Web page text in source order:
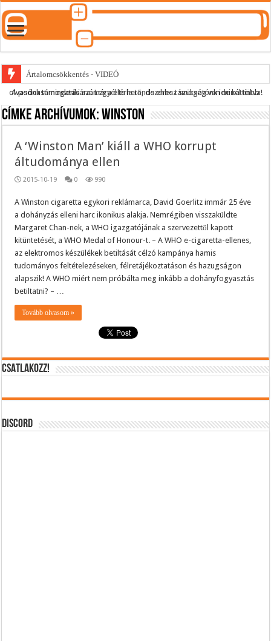
Ártalomcsökkentés - VIDEÓ
E-cigi használati szokások 2.0
Android Podcast alkalmazás letöltése
A podcast mindenki számára elérhető, de ehhez szükség van minél több olvasónk támogatására.Legyél te is rendszeres támogatónk ide kattintva!
Címke archívumok:winston
A ‘Winston Man’ kiáll a WHO korrupt
áltudománya ellen
2015-10-19 0 990
A Winston cigaretta egykori reklámarca, David Goerlitz immár 25 éve
a dohányzás elleni harc ikonikus alakja. Nemrégiben visszaküldte
Margaret Chan-nek, a WHO igazgatójának a szervezettől kapott
kitüntetését, a WHO Medal of Honour-t. – A WHO e-cigaretta-ellenes,
az elektromos készülékek betiltását célzó kampánya hamis
tudományos feltételezéseken, félretájékoztatáson és hazugságon
alapszik! A WHO miért nem próbálta meg inkább a dohányfogyasztás
betiltatni? – …
Tovább olvasom »
CSATLAKOZZ!
DISCORD